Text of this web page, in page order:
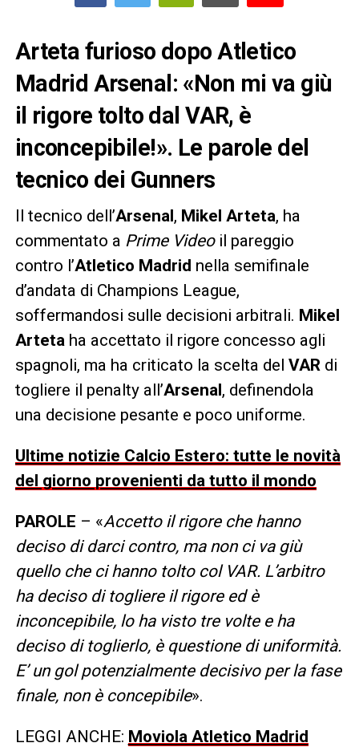
Arteta furioso dopo Atletico
Madrid Arsenal: «Non mi va giù
il rigore tolto dal VAR, è
inconcepibile!». Le parole del
tecnico dei Gunners
Il tecnico dell’Arsenal, Mikel Arteta, ha
commentato a Prime Videoil pareggio
contro l’Atletico Madrid nella semifinale
d’andata di Champions League,
soffermandosi sulle decisioni arbitrali. Mikel
Arteta ha accettato il rigore concesso agli
spagnoli, ma ha criticato la scelta del VAR di
togliere il penalty all’Arsenal, definendola
una decisione pesante e poco uniforme.
Ultime notizie Calcio Estero: tutte le novità
del giorno provenienti da tutto il mondo
PAROLE – «Accetto il rigore che hanno
deciso di darci contro, ma non ci va giù
quello che ci hanno tolto col VAR. L’arbitro
ha deciso di togliere il rigore ed è
inconcepibile, lo ha visto tre volte e ha
deciso di toglierlo, è questione di uniformità.
E’ un gol potenzialmente decisivo per la fase
finale, non è concepibile».
LEGGI ANCHE: Moviola Atletico Madrid